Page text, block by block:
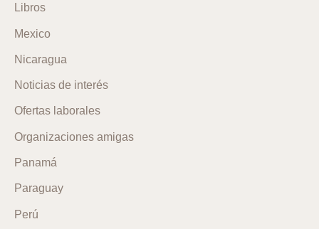
Libros
Mexico
Nicaragua
Noticias de interés
Ofertas laborales
Organizaciones amigas
Panamá
Paraguay
Perú